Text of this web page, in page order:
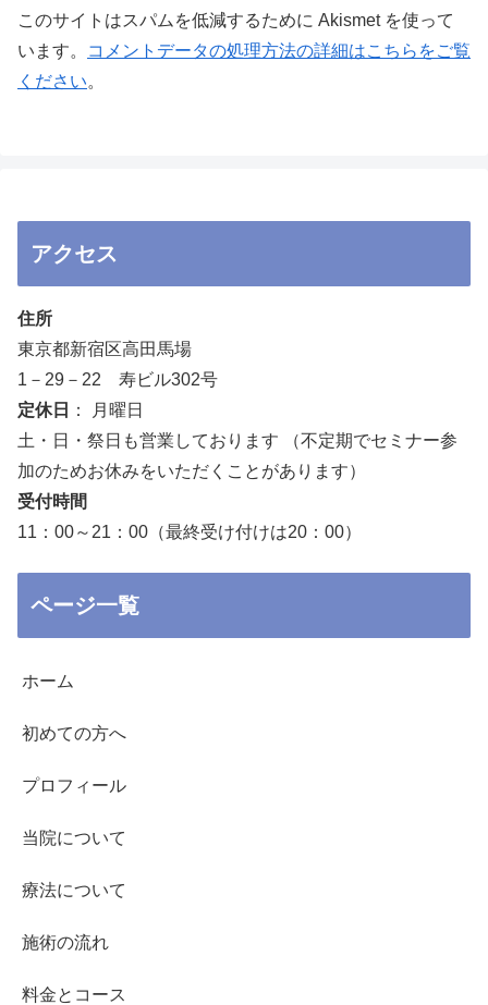
このサイトはスパムを低減するために Akismet を使って
います。
コメントデータの処理方法の詳細はこちらをご覧
ください。
アクセス
住所
東京都新宿区高田馬場
1－29－22 寿ビル302号
定休日
： 月曜日
土・日・祭日も営業しております （不定期でセミナー参
加のためお休みをいただくことがあります）
受付時間
11：00～21：00（最終受け付けは20：00）
ページ一覧
ホーム
初めての方へ
プロフィール
当院について
療法について
施術の流れ
料金とコース